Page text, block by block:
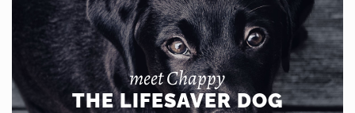
meet Chappy
THE LIFESAVER DOG